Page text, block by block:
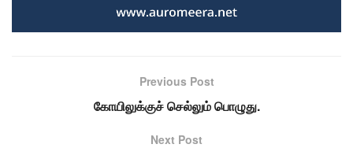
Previous Post
கோயிலுக்குச் செல்லும் பொழுது.
Next Post